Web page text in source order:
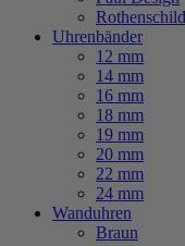
Rothenschild
Uhrenbänder
12 mm
14 mm
16 mm
18 mm
19 mm
20 mm
22 mm
24 mm
Wanduhren
Braun